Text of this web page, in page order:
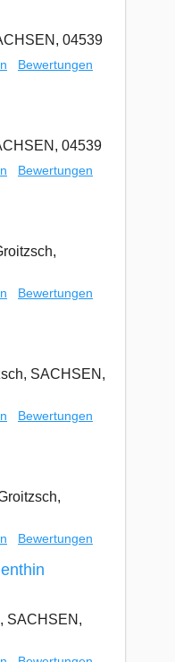
04539
Bewertungen
04539
Bewertungen
Bewertungen
SACHSEN,
Bewertungen
Bewertungen
SACHSEN,